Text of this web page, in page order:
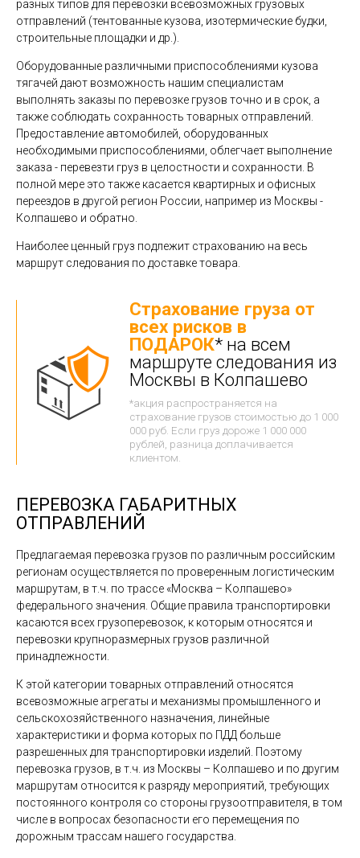
разных типов для перевозки всевозможных грузовых
отправлений (тентованные кузова, изотермические будки,
строительные площадки и др.).
Оборудованные различными приспособлениями кузова
тягачей дают возможность нашим специалистам
выполнять заказы по перевозке грузов точно и в срок, а
также соблюдать сохранность товарных отправлений.
Предоставление автомобилей, оборудованных
необходимыми приспособлениями, облегчает выполнение
заказа - перевезти груз в целостности и сохранности. В
полной мере это также касается квартирных и офисных
переездов в другой регион России, например из Москвы -
Колпашево и обратно.
Наиболее ценный груз подлежит страхованию на весь
маршрут следования по доставке товара.
Страхование груза от
всех рисков в
ПОДАРОК* на всем
маршруте следования из
Москвы в Колпашево
*акция распространяется на
страхование грузов стоимостью до 1 000
000 руб. Если груз дороже 1 000 000
рублей, разница доплачивается
клиентом.
ПЕРЕВОЗКА ГАБАРИТНЫХ
ОТПРАВЛЕНИЙ
Предлагаемая перевозка грузов по различным российским
регионам осуществляется по проверенным логистическим
маршрутам, в т.ч. по трассе «Москва – Колпашево»
федерального значения. Общие правила транспортировки
касаются всех грузоперевозок, к которым относятся и
перевозки крупноразмерных грузов различной
принадлежности.
К этой категории товарных отправлений относятся
всевозможные агрегаты и механизмы промышленного и
сельскохозяйственного назначения, линейные
характеристики и форма которых по ПДД больше
разрешенных для транспортировки изделий. Поэтому
перевозка грузов, в т.ч. из Москвы – Колпашево и по другим
маршрутам относится к разряду мероприятий, требующих
постоянного контроля со стороны грузоотправителя, в том
числе в вопросах безопасности его перемещения по
дорожным трассам нашего государства.